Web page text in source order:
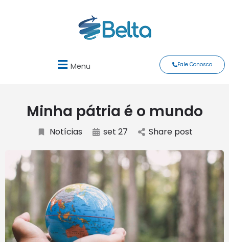
Menu Fale Conosco
Minha pátria é o mundo
Notícias set 27 Share post